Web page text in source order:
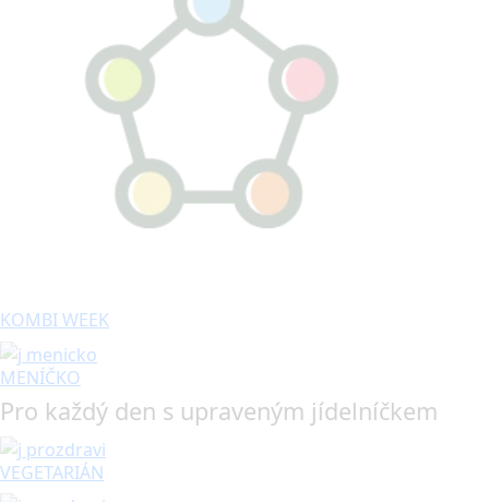
KOMBI WEEK
MENÍČKO
Pro každý den s upraveným jídelníčkem
VEGETARIÁN